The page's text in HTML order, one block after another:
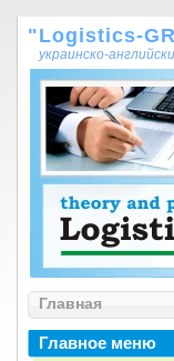
"Logistics-
украинско-
Главная
Главное меню